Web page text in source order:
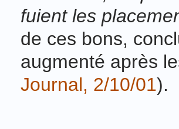
fuient les
de ces bons,
augmenté après
Journal, 2/10/01).